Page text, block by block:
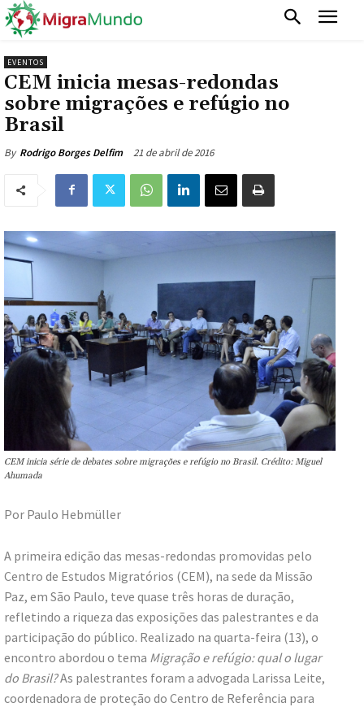
EVENTOS
CEM inicia mesas-redondas
sobre migrações e refúgio no
Brasil
By Rodrigo Borges Delfim 21 de abril de 2016
CEM inicia série de debates sobre migrações e refúgio no Brasil. Crédito: Miguel
Ahumada
Por Paulo Hebmüller
A primeira edição das mesas-redondas promovidas pelo
Centro de Estudos Migratórios (CEM), na sede da Missão
Paz, em São Paulo, teve quase três horas de duração,
refletindo a riqueza das exposições das palestrantes e da
participação do público. Realizado na quarta-feira (13), o
encontro abordou o tema Migração e refúgio: qual o lugar
do Brasil?As palestrantes foram a advogada Larissa Leite,
coordenadora de proteção do Centro de Referência para